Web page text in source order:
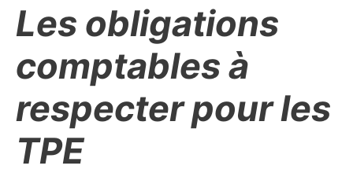
Les obligations
comptables à
respecter pour les
TPE